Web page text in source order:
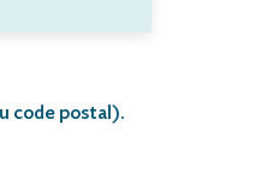
code postal).